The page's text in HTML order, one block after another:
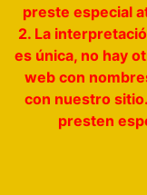
preste especial
2. La
es única, no hay
web con
con nuestro
presten